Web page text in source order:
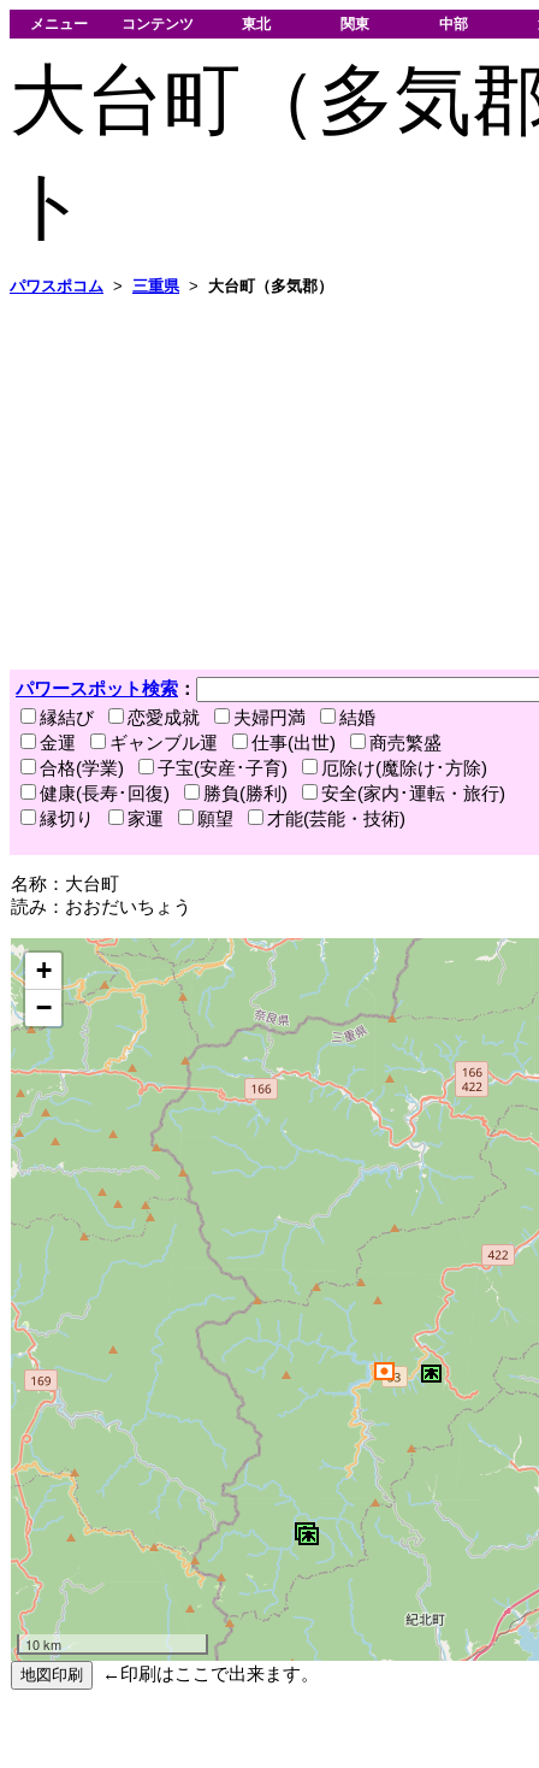
メニュー コンテンツ 東北 関東 中部
大台町（多気
ト
パワスポコム > 三重県 > 大台町（多気郡）
パワースポット検索 ：
縁結び
恋愛成就 夫婦円満
結婚
金運
ギャンブル運 仕事(出世)
商売繁盛
合格(学業)
子宝(安産･子育)
厄除け(魔除け･方除)
健康(長寿･回復)
勝負(勝利)
安全(家内･運転・旅行)
縁切り
家運 願望 才能(芸能・技術)
名称：大台町
読み：おおだいちょう
+
−
10 km
←印刷はここで出来ます。